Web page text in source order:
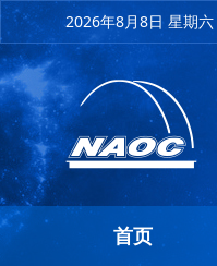
2026年8月8日 星期六
首页